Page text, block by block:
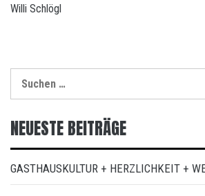
Willi Schlögl
nach:
NEUESTE BEITRÄGE
GASTHAUSKULTUR + HERZLICHKEIT +